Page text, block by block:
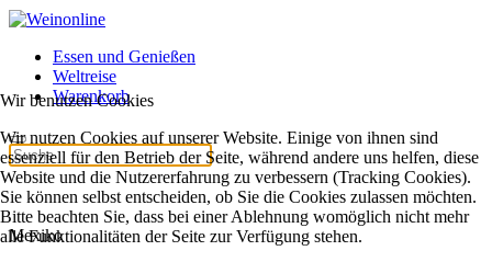
Essen und Genießen
Weltreise
Warenkorb
Mexiko
Wir benutzen Cookies
Wir nutzen Cookies auf unserer Website. Einige von ihnen sind
essenziell für den Betrieb der Seite, während andere uns helfen, diese
Website und die Nutzererfahrung zu verbessern (Tracking Cookies).
Sie können selbst entscheiden, ob Sie die Cookies zulassen möchten.
Bitte beachten Sie, dass bei einer Ablehnung womöglich nicht mehr
alle Funktionalitäten der Seite zur Verfügung stehen.